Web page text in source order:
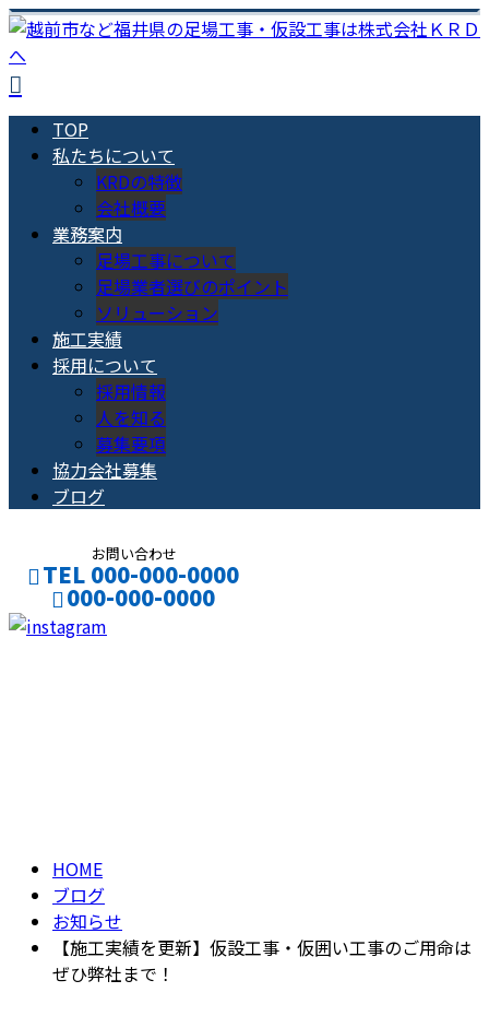
TOP
私たちについて
KRDの特徴
会社概要
業務案内
足場工事について
足場業者選びのポイント
ソリューション
施工実績
採用について
採用情報
人を知る
募集要項
協力会社募集
ブログ
お問い合わせ
TEL 000-000-0000
000-000-0000
HOME
ブログ
お知らせ
【施工実績を更新】仮設工事・仮囲い工事のご用命は
ぜひ弊社まで！